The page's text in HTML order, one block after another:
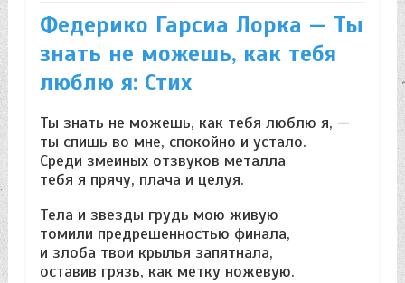
Федерико Гарсиа Лорка — Ты
знать не можешь, как тебя
люблю я: Стих
Ты знать не можешь, как тебя люблю я, —
ты спишь во мне, спокойно и устало.
Среди змеиных отзвуков металла
тебя я прячу, плача и целуя.
Тела и звезды грудь мою живую
томили предрешенностью финала,
и злоба твои крылья запятнала,
оставив грязь, как метку ножевую.